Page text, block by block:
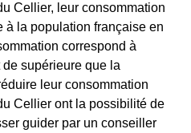
Cellier, leur consommation
à la population française en
correspond à
supérieure que la
leur consommation
Cellier ont la possibilité de
guider par un conseiller